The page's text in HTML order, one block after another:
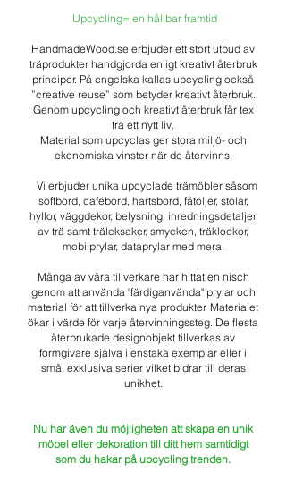
Upcycling= en hållbar framtid
HandmadeWood.se erbjuder ett stort utbud av
träprodukter handgjorda enligt kreativt återbruk
principer. På engelska kallas upcycling också
”creative reuse” som betyder kreativt återbruk.
Genom upcycling och kreativt återbruk får tex
trä ett nytt liv.
Material som upcyclas ger stora miljö- och
ekonomiska vinster när de återvinns.
Vi erbjuder unika upcyclade trämöbler såsom
soffbord, cafébord, hartsbord, fåtöljer, stolar,
hyllor, väggdekor, belysning, inredningsdetaljer
av trä samt träleksaker, smycken, träklockor,
mobilprylar, dataprylar med mera.
Många av våra tillverkare har hittat en nisch
genom att använda "färdiganvända" prylar och
material för att tillverka nya produkter. Materialet
ökar i värde för varje återvinningssteg. De flesta
återbrukade designobjekt tillverkas av
formgivare själva i enstaka exemplar eller i
små, exklusiva serier vilket bidrar till deras
unikhet.
Nu har även du möjligheten att skapa en unik
möbel eller dekoration till ditt hem samtidigt
som du hakar på upcycling trenden.